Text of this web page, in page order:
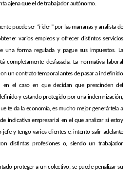
ajena que el de trabajador autónomo.
puede ser “rider” por las mañanas y analista de
varios empleos y ofrecer distintos servicios
una forma regulada y pague sus impuestos. La
completamente desfasada. La normativa laboral
un contrato temporal antes de pasar a indefinido
en el caso en que decidan que prescinden del
y estando protegido por una indemnización,
te da la economía, es mucho mejor generártela a
indicativa empresarial en el que analizar si estoy
y tengo varios clientes e, intento salir adelante
distintas profesiones o, siendo un trabajador
proteger a un colectivo, se puede penalizar su